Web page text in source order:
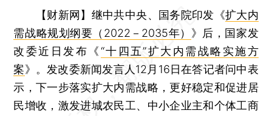
【财新网】 继中共中央、国务院印发《扩大内
需战略规划纲要（2022－2035年） 》后，国家发
改委近日发布《“十四五”扩大内需战略实施方
案》。发改委新闻发言人12月16日在答记者问中表
示，下一步落实扩大内需战略，更好稳定和促进居
民增收，激发进城农民工、中小企业主和个体工商